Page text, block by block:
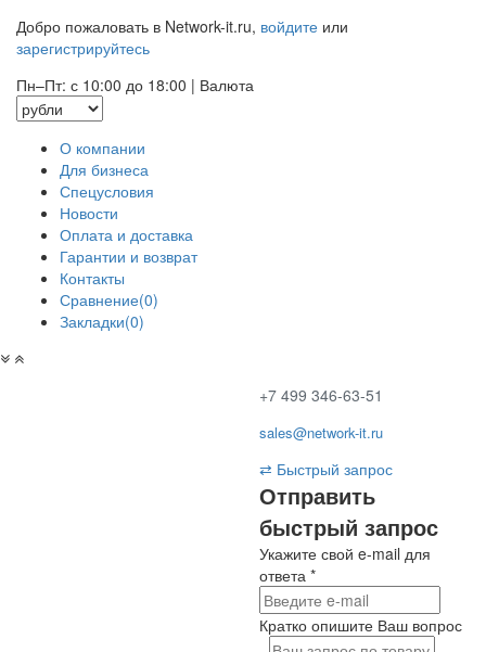
Добро пожаловать в Network-it.ru, войдите или
зарегистрируйтесь
Пн–Пт: с 10:00 до 18:00 | Валюта
О компании
Для бизнеса
Спецусловия
Новости
Оплата и доставка
Гарантии и возврат
Контакты
Сравнение(0)
Закладки(0)
+7 499 346-63-51
sales@network-it.ru
⇄ Быстрый запрос
Отправить
быстрый запрос
Укажите свой e-mail для
ответа *
Кратко опишите Ваш вопрос